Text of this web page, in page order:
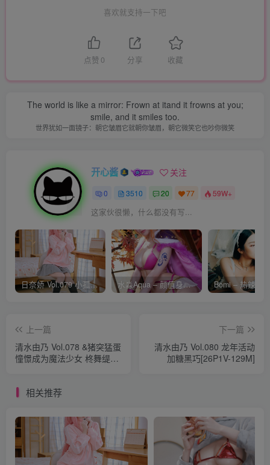
喜欢就支持一下吧
点赞 0 分享 收藏
The world is like a mirror: Frown at itand it frowns at you;
smile, and it smiles too.
世界犹如一面镜子：朝它皱眉它就朝你皱眉，朝它微笑它也吵你微笑
开心酱 关注
0 3510 20 77 59W+
这家伙很懒，什么都没有写...
日奈娇 Vol.079 小孤独 [134P-1.84GB] 水淼Aqua – 颜值身材双在线 火爆日本 Cos写真作品合集
上一篇
清水由乃 Vol.078 &猪突猛蛋
憧憬成为魔法少女 柊舞缇娜
下一篇
清水由乃 Vol.080 龙年活动
加糖黑巧[26P1V-129M]
相关推荐